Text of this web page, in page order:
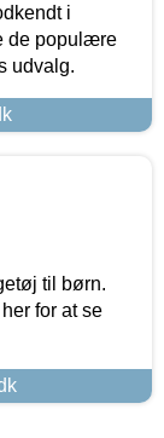
i
de populære
udvalg.
til børn.
for at se